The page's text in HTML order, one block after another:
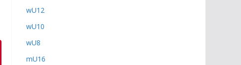
wU12
wU10
wU8
mU16